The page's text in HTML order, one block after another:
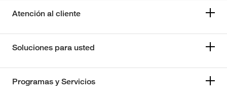
Atención al cliente
Soluciones para usted
Programas y Servicios